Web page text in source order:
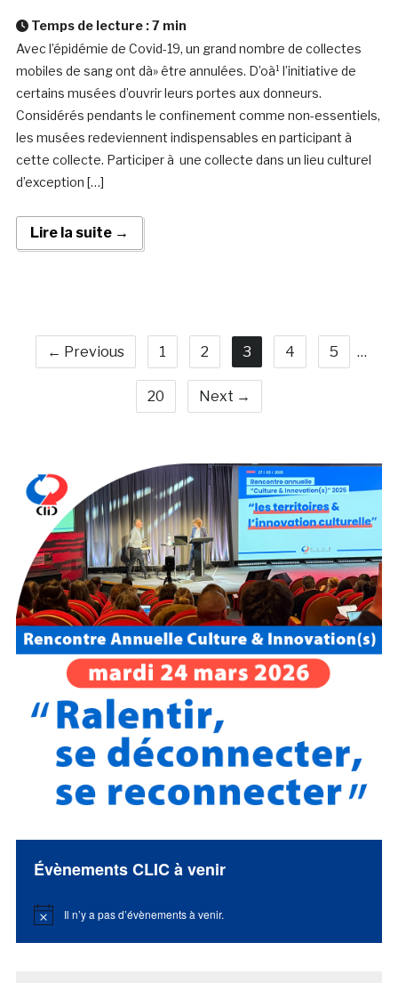
Temps de lecture :7 min
Avec l’épidémie de Covid-19, un grand nombre de collectes
mobiles de sang ont dà» être annulées. D’oà¹ l’initiative de
certains musées d’ouvrir leurs portes aux donneurs.
Considérés pendants le confinement comme non-essentiels,
les musées redeviennent indispensables en participant à
cette collecte. Participer à une collecte dans un lieu culturel
d’exception […]
Lire la suite →
← Previous 1 2 3 4 5 …
20 Next →
Évènements CLIC à venir
Notice Il n’y a pas d’évènements à venir.